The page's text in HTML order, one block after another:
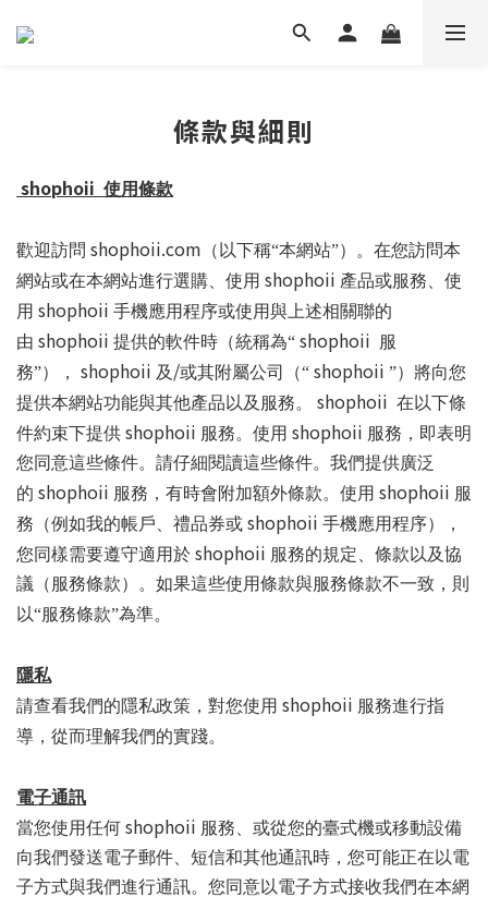
條款與細則
shophoii 使用條款
歡迎訪問 shophoii.com （以下稱“本網站”）。在您訪問本
網站或在本網站進行選購、使用 shophoii 產品或服務、使
用 shophoii 手機應用程序或使用與上述相關聯的
由 shophoii 提供的軟件時（統稱為“ shophoii
服
務”），
shophoii 及 /或其附屬公司（“ shophoii ”）將向您
提供本網站功能與其他產品以及服務。
shophoii 在以下條
件約束下提供 shophoii 服務。使用 shophoii 服務，即表明
您同意這些條件。請仔細閱讀這些條件。我們提供廣泛
的 shophoii 服務，有時會附加額外條款。使用 shophoii 服
務（例如我的帳戶、禮品券或 shophoii 手機應用程序），
您同樣需要遵守適用於 shophoii 服務的規定、條款以及協
議（服務條款）。如果這些使用條款與服務條款不一致，則
以“服務條款”為準。
隱私
請查看我們的隱私政策，對您使用 shophoii 服務進行指
導，從而理解我們的實踐。
電子通訊
當您使用任何 shophoii 服務、或從您的臺式機或移動設備
向我們發送電子郵件、短信和其他通訊時，您可能正在以電
子方式與我們進行通訊。您同意以電子方式接收我們在本網